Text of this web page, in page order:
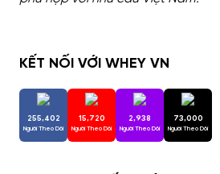
KẾT NỐI VỚI WHEY VN
255,402
Người Theo Dõi
15,720
Người Theo Dõi
2,938
Người Theo Dõi
73,000
Người Theo Dõi